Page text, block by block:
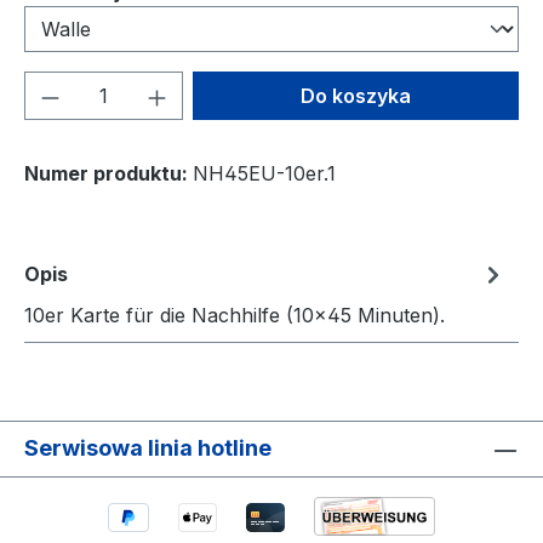
Ilość produktu: Wprowadź żądaną
Do koszyka
Numer produktu: NH45EU-10er.1
Opis
10er Karte für die Nachhilfe (10×45 Minuten).
Serwisowa linia hotline